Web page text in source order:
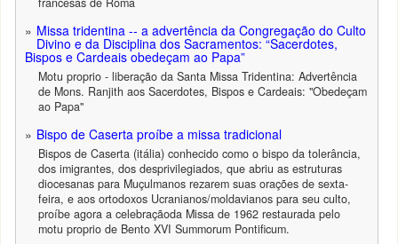
Missa tridentina -- a advertência da Congregação do Culto
Divino e da Disciplina dos Sacramentos: “Sacerdotes,
Bispos e Cardeais obedeçam ao Papa”
Motu proprio - liberação da Santa Missa Tridentina: Advertência
de Mons. Ranjith aos Sacerdotes, Bispos e Cardeais: "Obedeçam
ao Papa"
Bispo de Caserta proíbe a missa tradicional
Bispos de Caserta (itália) conhecido como o bispo da tolerância,
dos imigrantes, dos desprivilegiados, que abriu as estruturas
diocesanas para Muçulmanos rezarem suas orações de sexta-
feira, e aos ortodoxos Ucranianos/moldavianos para seu culto,
proíbe agora a celebraçãoda Missa de 1962 restaurada pelo
motu proprio de Bento XVI Summorum Pontificum.